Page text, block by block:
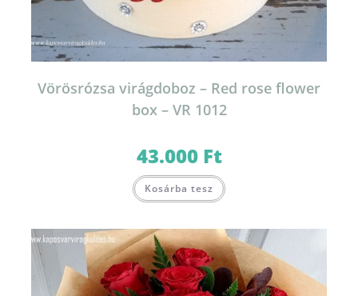
Vörösrózsa virágdoboz – Red rose flower
box – VR 1012
43.000 Ft
Kosárba tesz